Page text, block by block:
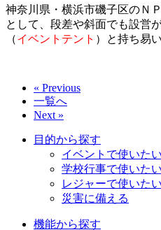
神奈川県・横浜市磯子区のＮ
として、段差や斜面でも設営
（イベントテント ）と持ち易
« Previous
一覧へ
Next »
目的から探す
イベントで使いたい
学校行事で使いたい
レジャーで使いたい
災害に備える
機能から探す